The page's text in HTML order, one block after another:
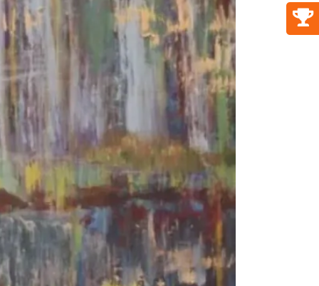
2026-11-14
10.17 km
Myslovitz - Sentymentalny
powrót do lat 2000
Katowice
2026-11-15
10.17 km
LORD OF THE DANCE - 30th
Anniversary Tour
Katowice
10.22 km
LORD OF THE DANCE 2026
Katowice
2026-12-11
10.22 km
CO, GDZIE, KIEDY W
KATOWICACH 3-9.08.2026